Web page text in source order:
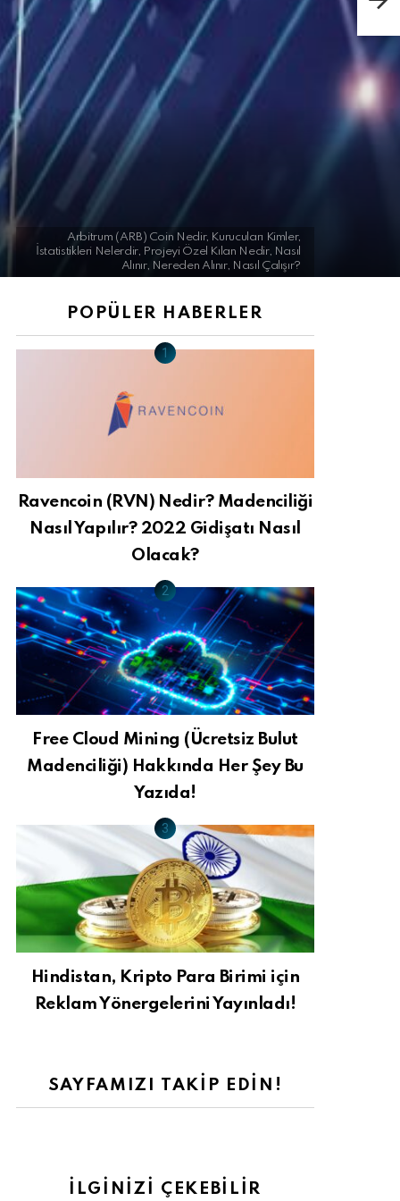
Arbitrum (ARB) Coin Nedir, Kurucuları Kimler,
İstatistikleri Nelerdir, Projeyi Özel Kılan Nedir, Nasıl
Alınır, Nereden Alınır, Nasıl Çalışır?
POPÜLER HABERLER
Ravencoin (RVN) Nedir? Madenciliği
Nasıl Yapılır? 2022 Gidişatı Nasıl
Olacak?
Free Cloud Mining (Ücretsiz Bulut
Madenciliği) Hakkında Her Şey Bu
Yazıda!
Hindistan, Kripto Para Birimi için
Reklam Yönergelerini Yayınladı!
SAYFAMIZI TAKIP EDIN!
İLGINIZI ÇEKEBILIR
Mi?